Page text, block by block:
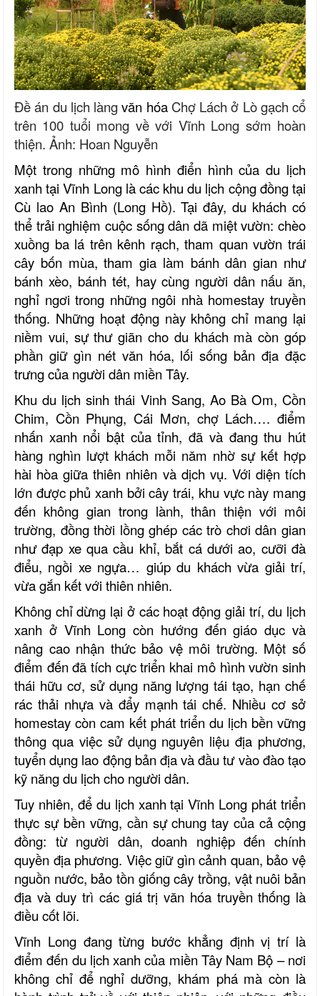
Đề án du lịch làngvăn hóaChợ Lách ở Lò gạch cổ
trên 100 tuổi mong về với Vĩnh Long sớm hoàn
thiện. Ảnh: Hoan Nguyễn
Một trong những mô hình điển hình của du lịch
xanh tại Vĩnh Long là các khu du lịch cộng đồng tại
Cù lao An Bình (Long Hồ). Tại đây, du khách có
thể trải nghiệm cuộc sống dân dã miệt vườn: chèo
xuồng ba lá trên kênh rạch, tham quan vườn trái
cây bốn mùa, tham gia làm bánh dân gian như
bánh xèo, bánh tét, hay cùng người dân nấu ăn,
nghỉ ngơi trong những ngôi nhà homestay truyền
thống. Những hoạt động này không chỉ mang lại
niềm vui, sự thư giãn cho du khách mà còn góp
phần giữ gìn nét văn hóa, lối sống bản địa đặc
trưng của người dân miền Tây.
Khu du lịch sinh thái Vinh Sang, Ao Bà Om, Cồn
Chim, Cồn Phụng, Cái Mơn, chợ Lách…. điểm
nhấn xanh nổi bật của tỉnh, đã và đang thu hút
hàng nghìn lượt khách mỗi năm nhờ sự kết hợp
hài hòa giữa thiên nhiên và dịch vụ. Với diện tích
lớn được phủ xanh bởi cây trái, khu vực này mang
đến không gian trong lành, thân thiện với môi
trường, đồng thời lồng ghép các trò chơi dân gian
như đạp xe qua cầu khỉ, bắt cá dưới ao, cưỡi đà
điểu, ngồi xe ngựa… giúp du khách vừa giải trí,
vừa gắn kết với thiên nhiên.
Không chỉ dừng lại ở các hoạt động giải trí, du lịch
xanh ở Vĩnh Long còn hướng đến giáo dục và
nâng cao nhận thức bảo vệ môi trường. Một số
điểm đến đã tích cực triển khai mô hình vườn sinh
thái hữu cơ, sử dụng năng lượng tái tạo, hạn chế
rác thải nhựa và đẩy mạnh tái chế. Nhiều cơ sở
homestay còn cam kết phát triển du lịch bền vững
thông qua việc sử dụng nguyên liệu địa phương,
tuyển dụng lao động bản địa và đầu tư vào đào tạo
kỹ năng du lịch cho người dân.
Tuy nhiên, để du lịch xanh tại Vĩnh Long phát triển
thực sự bền vững, cần sự chung tay của cả cộng
đồng: từ người dân, doanh nghiệp đến chính
quyền địa phương. Việc giữ gìn cảnh quan, bảo vệ
nguồn nước, bảo tồn giống cây trồng, vật nuôi bản
địa và duy trì các giá trị văn hóa truyền thống là
điều cốt lõi.
Vĩnh Long đang từng bước khẳng định vị trí là
điểm đến du lịch xanh của miền Tây Nam Bộ – nơi
không chỉ để nghỉ dưỡng, khám phá mà còn là